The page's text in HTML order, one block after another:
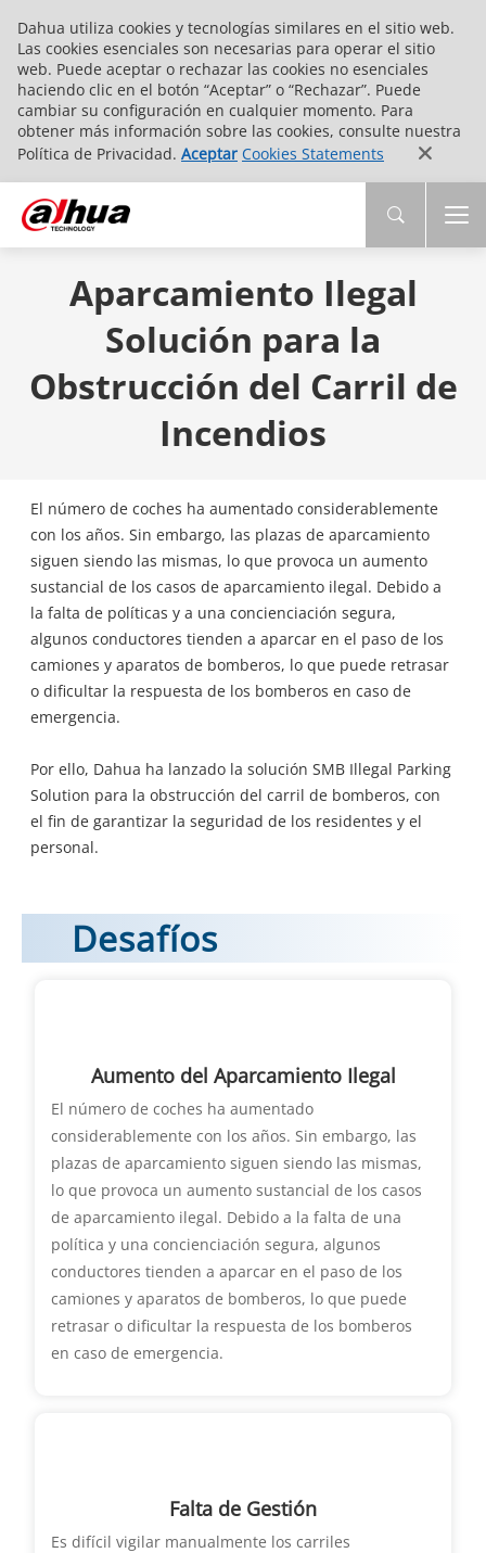
Dahua utiliza cookies y tecnologías similares en el sitio web.
Las cookies esenciales son necesarias para operar el sitio
web. Puede aceptar o rechazar las cookies no esenciales
haciendo clic en el botón “Aceptar” o “Rechazar”. Puede
cambiar su configuración en cualquier momento. Para
obtener más información sobre las cookies, consulte nuestra
Política de Privacidad. Aceptar Cookies Statements
Aparcamiento Ilegal
Solución para la
Obstrucción del Carril de
Incendios
El número de coches ha aumentado considerablemente
con los años. Sin embargo, las plazas de aparcamiento
siguen siendo las mismas, lo que provoca un aumento
sustancial de los casos de aparcamiento ilegal. Debido a
la falta de políticas y a una concienciación segura,
algunos conductores tienden a aparcar en el paso de los
camiones y aparatos de bomberos, lo que puede retrasar
o dificultar la respuesta de los bomberos en caso de
emergencia.
Por ello, Dahua ha lanzado la solución SMB Illegal Parking
Solution para la obstrucción del carril de bomberos, con
el fin de garantizar la seguridad de los residentes y el
personal.
Desafíos
Aumento del Aparcamiento Ilegal
El número de coches ha aumentado
considerablemente con los años. Sin embargo, las
plazas de aparcamiento siguen siendo las mismas,
lo que provoca un aumento sustancial de los casos
de aparcamiento ilegal. Debido a la falta de una
política y una concienciación segura, algunos
conductores tienden a aparcar en el paso de los
camiones y aparatos de bomberos, lo que puede
retrasar o dificultar la respuesta de los bomberos
en caso de emergencia.
Falta de Gestión
Es difícil vigilar manualmente los carriles